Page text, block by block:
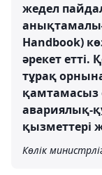
жедел
Handbook)
әрекет етті.
тұрақ орнына
қамтамасыз
авариялық-
Көлік